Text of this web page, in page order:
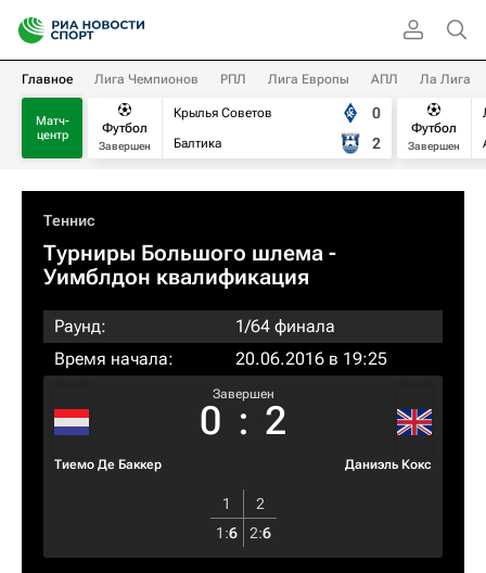
Главное Лига Чемпионов РПЛ Лига Европы АПЛ Ла Лига
Матч-
центр
Футбол
Завершен
Крылья Советов
Балтика
0
2
Футбол
Завершен
Теннис
Турниры Большого шлема -
Уимблдон квалификация
Раунд:
1/64 финала
Время начала:
20.06.2016 в 19:25
Тиемо Де Баккер
Завершен
0 : 2
Даниэль Кокс
1
2
1 :6 2:6